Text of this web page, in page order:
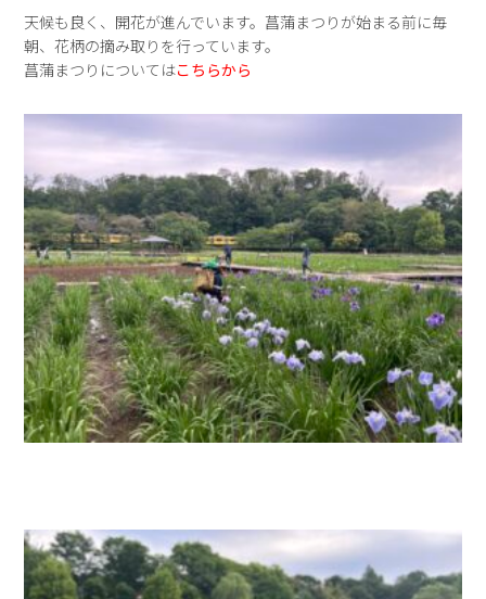
天候も良く、開花が進んでいます。菖蒲まつりが始まる前に毎
朝、花柄の摘み取りを行っています。
菖蒲まつりについてはこちらから